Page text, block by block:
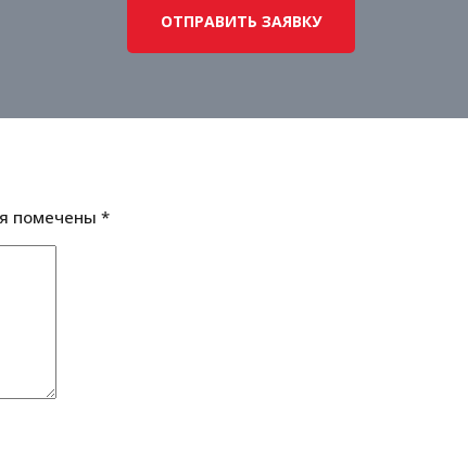
помечены *